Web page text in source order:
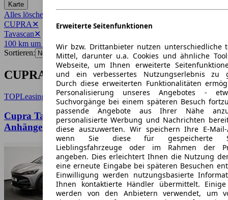
Karte
Alles löschen
CUPRA ✕
Tavascan✕
100 km um 30159✕
Sortieren:
CUPRA Tavascan Angebote in Hannover
TOPLeasing
Cupra Tavascan VZ Adrenaline Paket und
Anhängerkupplung
Erweiterte Seitenfunktionen
Wir bzw. Drittanbieter nutzen unterschiedliche
Mittel, darunter u.a. Cookies und ähnliche
Webseite, um Ihnen erweiterte
und ein verbessertes Nutzungserlebnis zu
Durch diese erweiterten Funktionalitäten
Personalisierung unseres Angebotes -
Suchvorgänge bei einem späteren Besuch
passende Angebote aus Ihrer Nähe
personalisierte Werbung und Nachrichten
diese auszuwerten. Wir speichern Ihre E-Mail-
wenn Sie diese für gespeicherte
Lieblingsfahrzeuge oder im Rahmen der
angeben. Dies erleichtert Ihnen die Nutzung
eine erneute Eingabe bei späteren Besuchen
Einwilligung werden nutzungsbasierte
Ihnen kontaktierte Händler übermittelt. Einige
werden von den Anbietern verwendet, um